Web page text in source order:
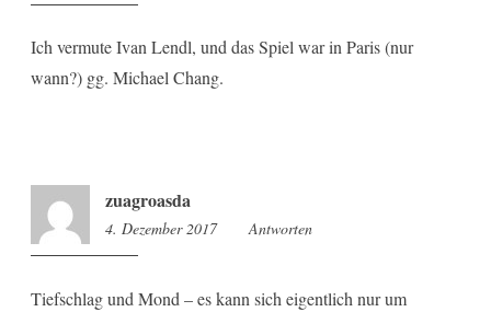
Ich vermute Ivan Lendl, und das Spiel war in Paris (nur
wann?) gg. Michael Chang.
zuagroasda
4. Dezember 2017 9:31
Antworten
Tiefschlag und Mond – es kann sich eigentlich nur um